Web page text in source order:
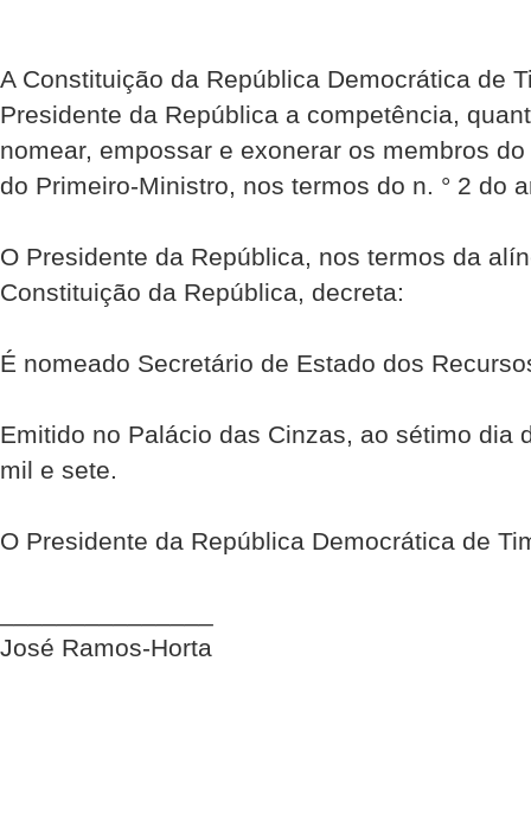
A Constituição da República Democrática de
Presidente da República a competência,
nomear, empossar e exonerar os membros
do Primeiro-Ministro, nos termos do n. ° 2 do
O Presidente da República, nos termos da
Constituição da República, decreta:
É nomeado Secretário de Estado dos
Emitido no Palácio das Cinzas, ao sétimo dia
mil e sete.
O Presidente da República Democrática de
José Ramos-Horta